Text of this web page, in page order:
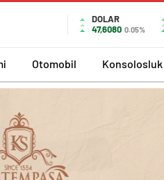
DOLAR
47,6080 0.05%
Otomobil Konsolosluk